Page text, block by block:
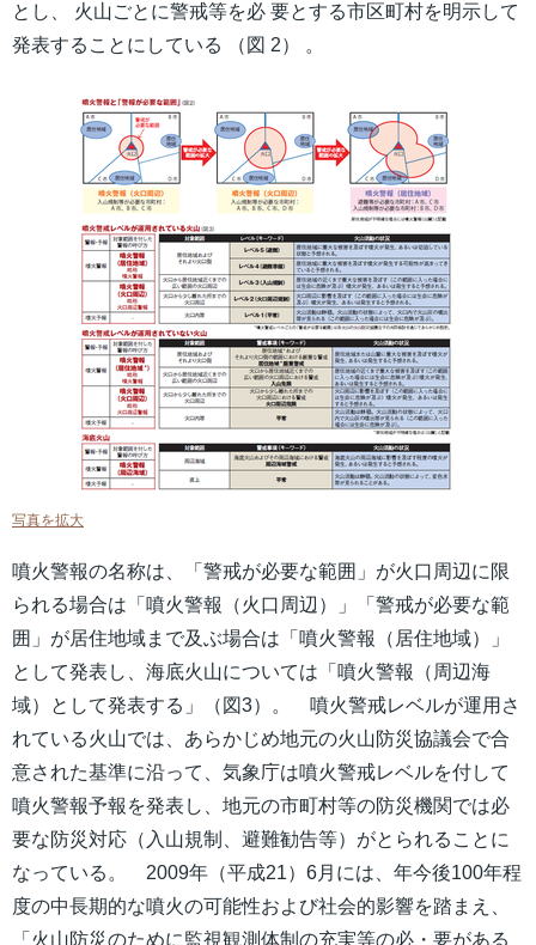
とし、 火山ごとに警戒等を必 要とする市区町村を明示して
発表することにしている （図 2） 。
写真を拡大
噴火警報の名称は、「警戒が必要な範囲」が火口周辺に限
られる場合は「噴火警報（火口周辺）」「警戒が必要な範
囲」が居住地域まで及ぶ場合は「噴火警報（居住地域）」
として発表し、海底火山については「噴火警報（周辺海
域）として発表する」（図3）。 噴火警戒レベルが運用さ
れている火山では、あらかじめ地元の火山防災協議会で合
意された基準に沿って、気象庁は噴火警戒レベルを付して
噴火警報予報を発表し、地元の市町村等の防災機関では必
要な防災対応（入山規制、避難勧告等）がとられることに
なっている。 2009年（平成21）6月には、年今後100年程
度の中長期的な噴火の可能性および社会的影響を踏まえ、
「火山防災のために監視観測体制の充実等の必・要がある